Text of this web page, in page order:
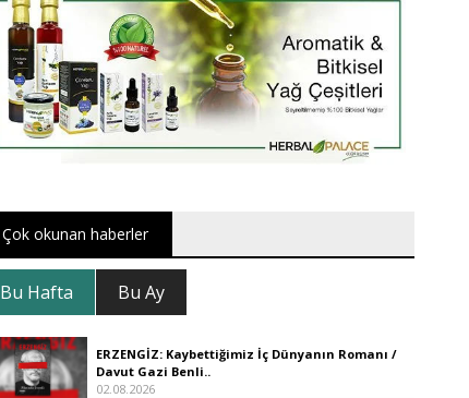
Çok okunan haberler
Bu Hafta Bu Ay
ERZENGİZ: Kaybettiğimiz İç Dünyanın Romanı /
Davut Gazi Benli..
02.08.2026